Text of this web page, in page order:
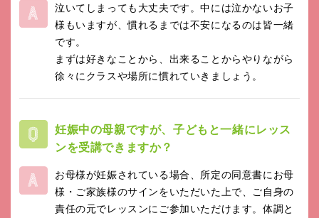
泣いてしまっても大丈夫です。中には泣かないお子
様もいますが、慣れるまでは不安になるのは皆一緒
です。
まずは好きなことから、出来ることからやりながら
徐々にクラスや場所に慣れていきましょう。
妊娠中の母親ですが、子どもと一緒にレッス
ンを受講できますか？
お母様が妊娠されている場合、所定の同意書にお母
様・ご家族様のサインをいただいた上で、ご自身の
責任の元でレッスンにご参加いただけます。体調と